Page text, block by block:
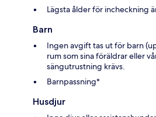
Lägsta ålder för incheckning
Barn
Ingen avgift tas ut för barn
rum som sina föräldrar eller
sängutrustning krävs.
Barnpassning*
Husdjur